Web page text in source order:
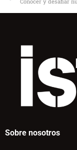
Sobre nosotros